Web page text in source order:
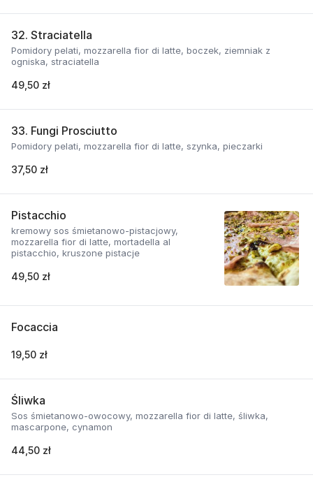
32. Straciatella
Pomidory pelati, mozzarella fior di latte, boczek, ziemniak z
ogniska, straciatella
49,50 zł
33. Fungi Prosciutto
Pomidory pelati, mozzarella fior di latte, szynka, pieczarki
37,50 zł
Pistacchio
kremowy sos śmietanowo-pistacjowy,
mozzarella fior di latte, mortadella al
pistacchio, kruszone pistacje
49,50 zł
Focaccia
19,50 zł
Śliwka
Sos śmietanowo-owocowy, mozzarella fior di latte, śliwka,
mascarpone, cynamon
44,50 zł